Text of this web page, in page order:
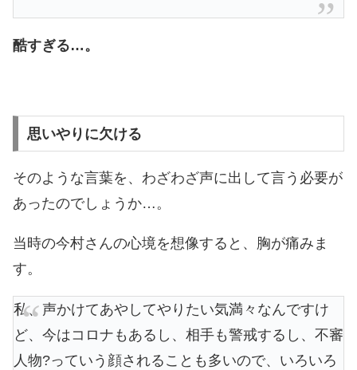
酷すぎる…。
思いやりに欠ける
そのような言葉を、わざわざ声に出して言う必要が
あったのでしょうか…。
当時の今村さんの心境を想像すると、胸が痛みま
す。
私、声かけてあやしてやりたい気満々なんですけ
ど、今はコロナもあるし、相手も警戒するし、不審
人物?っていう顔されることも多いので、いろいろ